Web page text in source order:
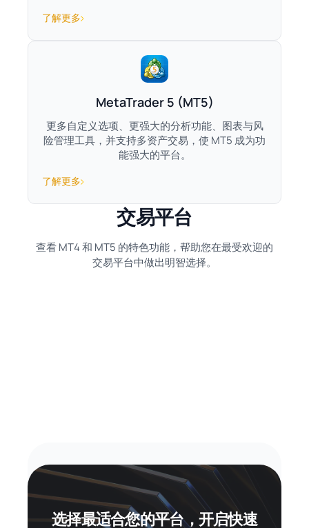
了解更多
MetaTrader 5 (MT5)
更多自定义选项、更强大的分析功能、图表与风
险管理工具，并支持多资产交易，使 MT5 成为功
能强大的平台。
了解更多
交易平台
查看 MT4 和 MT5 的特色功能，帮助您在最受欢迎的
交易平台中做出明智选择。
选择最适合您的平台，开启快速